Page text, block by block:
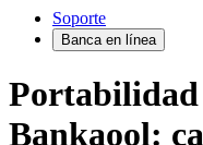
Soporte
Banca en línea
Portabilidad
Bankaool: